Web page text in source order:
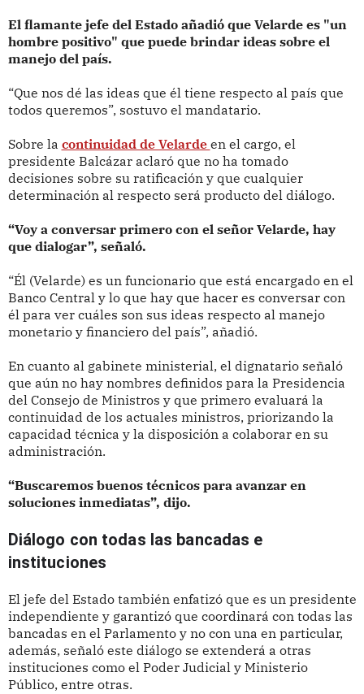
El flamante jefe del Estado añadió que Velarde es "un
hombre positivo" que puede brindar ideas sobre el
manejo del país.
“Que nos dé las ideas que él tiene respecto al país que
todos queremos”, sostuvo el mandatario.
Sobre la continuidad de Velarde en el cargo, el
presidente Balcázar aclaró que no ha tomado
decisiones sobre su ratificación y que cualquier
determinación al respecto será producto del diálogo.
“Voy a conversar primero con el señor Velarde, hay
que dialogar”, señaló.
“Él (Velarde) es un funcionario que está encargado en el
Banco Central y lo que hay que hacer es conversar con
él para ver cuáles son sus ideas respecto al manejo
monetario y financiero del país”, añadió.
En cuanto al gabinete ministerial, el dignatario señaló
que aún no hay nombres definidos para la Presidencia
del Consejo de Ministros y que primero evaluará la
continuidad de los actuales ministros, priorizando la
capacidad técnica y la disposición a colaborar en su
administración.
“Buscaremos buenos técnicos para avanzar en
soluciones inmediatas”, dijo.
Diálogo con todas las bancadas e
instituciones
El jefe del Estado también enfatizó que es un presidente
independiente y garantizó que coordinará con todas las
bancadas en el Parlamento y no con una en particular,
además, señaló este diálogo se extenderá a otras
instituciones como el Poder Judicial y Ministerio
Público, entre otras.